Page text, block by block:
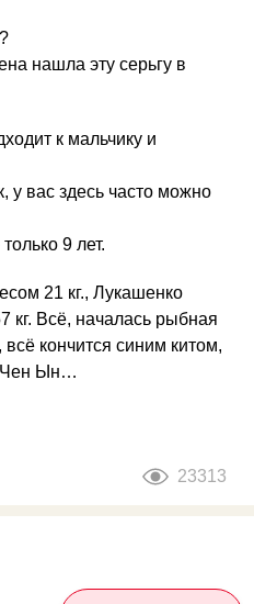
нашла эту серьгу в
к мальчику и
у вас здесь часто можно
9 лет.
21 кг., Лукашенко
кг. Всё, началась рыбная
кончится синим китом,
Чен Ын…
23313